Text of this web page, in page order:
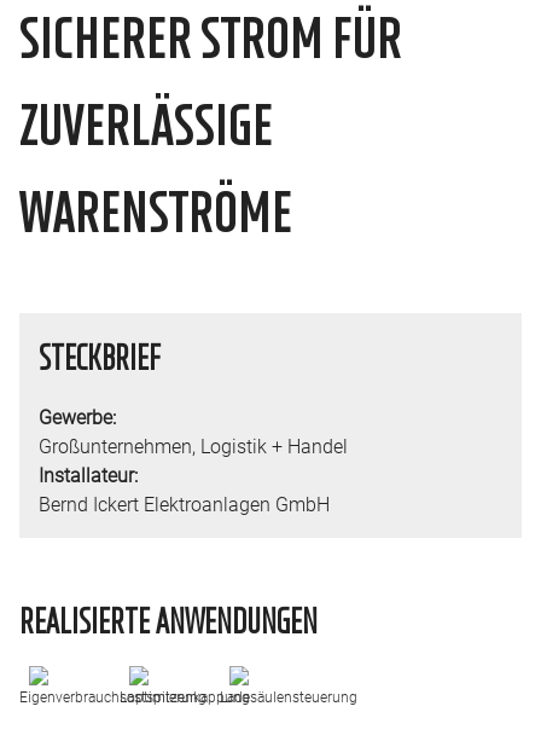
SICHERER STROM FÜR
ZUVERLÄSSIGE
WARENSTRÖME
STECKBRIEF
Gewerbe:
Großunternehmen, Logistik + Handel
Installateur:
Bernd Ickert Elektroanlagen GmbH
REALISIERTE ANWENDUNGEN
Eigenverbrauchsoptimierung
LastspitzenkappungLadesäulensteuerung